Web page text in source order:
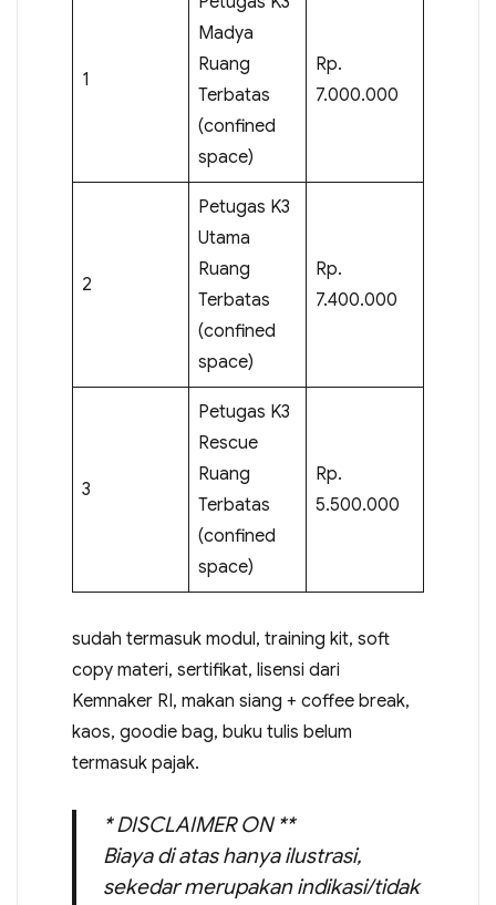
1
Madya
Ruang
Terbatas
(confined
space)
Rp.
7.000.000
2
Petugas K3
Utama
Ruang
Terbatas
(confined
space)
Rp.
7.400.000
3
Petugas K3
Rescue
Ruang
Terbatas
(confined
space)
Rp.
5.500.000
sudah termasuk modul, training kit, soft
copy materi, sertifikat, lisensi dari
Kemnaker RI, makan siang + coffee break,
kaos, goodie bag, buku tulis belum
termasuk pajak.
* DISCLAIMER ON **
Biaya di atas hanya ilustrasi,
sekedar merupakan indikasi/tidak